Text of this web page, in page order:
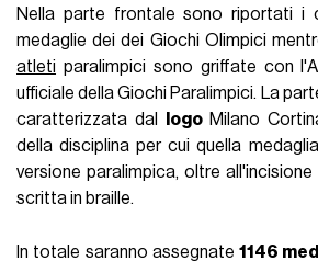
Un altro celebre leone, ma in versione
schiena diIbrahimovic. Un tatuaggio